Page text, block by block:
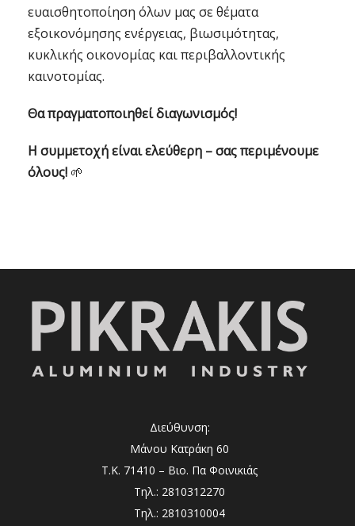
ευαισθητοποίηση όλων μας σε θέματα
εξοικονόμησης ενέργειας, βιωσιμότητας,
κυκλικής οικονομίας και περιβαλλοντικής
καινοτομίας.
Θα πραγματοποιηθεί διαγωνισμός!
Η συμμετοχή είναι ελεύθερη – σας περιμένουμε
όλους! 🌱
Διεύθυνση:
Μάνου Κατράκη 60
Τ.Κ. 71410 – Βιο. Πα Φοινικιάς
Τηλ.: 2810312270
Τηλ.: 2810310004